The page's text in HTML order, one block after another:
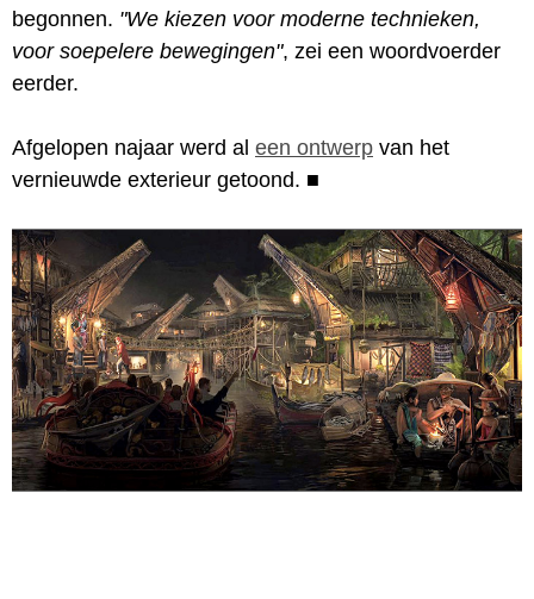
begonnen. "We kiezen voor moderne technieken,
voor soepelere bewegingen", zei een woordvoerder
eerder.
Afgelopen najaar werd al een ontwerp van het
vernieuwde exterieur getoond. ■